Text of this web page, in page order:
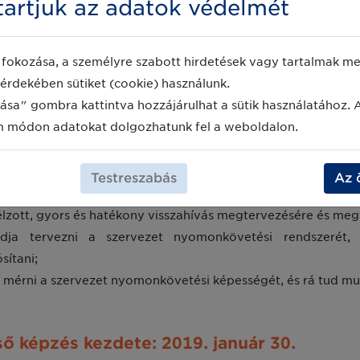
indul, amelynek sikeres
friss szakmai tudásával:
alkalmazásával támogatni tudja a hatékony és
a láthatóságot és átláthatóságot biztosító megoldások
a jogszabályi és üzleti elvárásoknak való
gyors és hatékony visszahívás megtervezésére és
tervezni a szervezet nyomonkövetési rendszerét,
a szervezet nyomonkövetési képességét, és rá tud
képzés kezdete: 2019. január 30.
az adatok védelmét
a személyre szabott hirdetések vagy tartalmak
sütiket (cookie) használunk.
gombra kattintva hozzájárulhat a sütik használatához.
módon adatokat dolgozhatunk fel a weboldalon.
Testreszabás Az